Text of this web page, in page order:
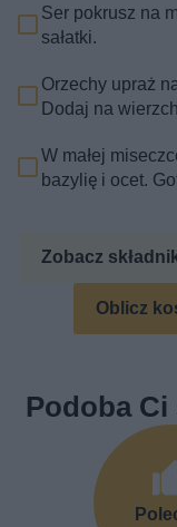
Ser pokrusz na
sałatki.
Orzechy upraż
Dodaj na
W małej
bazylię i ocet.
Zobacz
Oblicz
Podoba